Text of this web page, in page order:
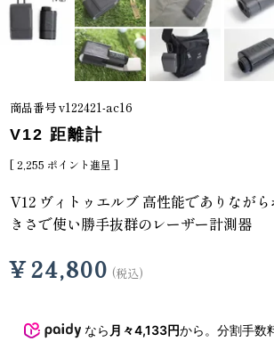
商品番号v122421-ac16
V12 距離計
[ 2,255 ポイント進呈 ]
V12 ヴィトゥエルブ 高性能でありなが
きさで使い勝手抜群のレーザー計測器
¥24,800 税込
なら 月々4,133円から。分割手数